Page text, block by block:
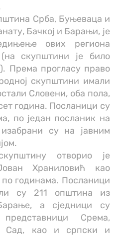
Срба, Буњеваца и
Бачкој и Барањи, је
ових региона
скупштини је било
Према прогласу право
скупштини имали
Словени, оба пола,
година. Посланици су
по један посланик на
су на јавним
отворио је
Храниловић као
по годинама. Посланици
су 211 општина из
а сједници су
Срема,
Сад, као и српски и